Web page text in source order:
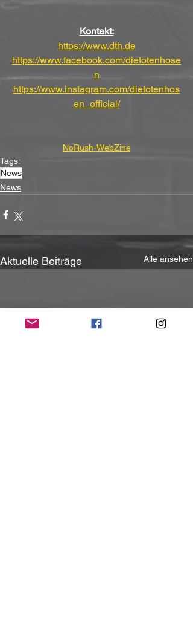
Kontakt:
https://www.dth.de
https://www.facebook.com/dietotenhose
n
https://www.instagram.com/dietotenhos
en_official/
NoRush-WebZine
Tags:
News
News
Aktuelle Beiträge Alle ansehen